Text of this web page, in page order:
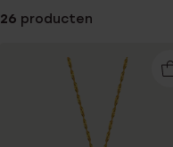
26 producten